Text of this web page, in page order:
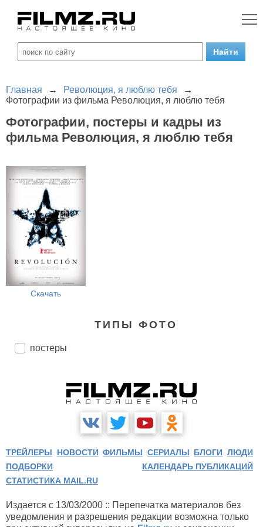
Главная → Революция, я люблю тебя
→
Фотографии из фильма Революция, я люблю тебя
Фотографии, постеры и кадры из
фильма Революция, я люблю тебя
Скачать
ТИПЫ ФОТО
постеры
ТРЕЙЛЕРЫ НОВОСТИ ФИЛЬМЫ СЕРИАЛЫ БЛОГИ ЛЮДИ
ПОДБОРКИ
КАЛЕНДАРЬ ПУБЛИКАЦИЙ
СТАТИСТИКА MAIL.RU
Издается с 13/03/2000 :: Перепечатка материалов без
уведомления и разрешения редакции возможна только